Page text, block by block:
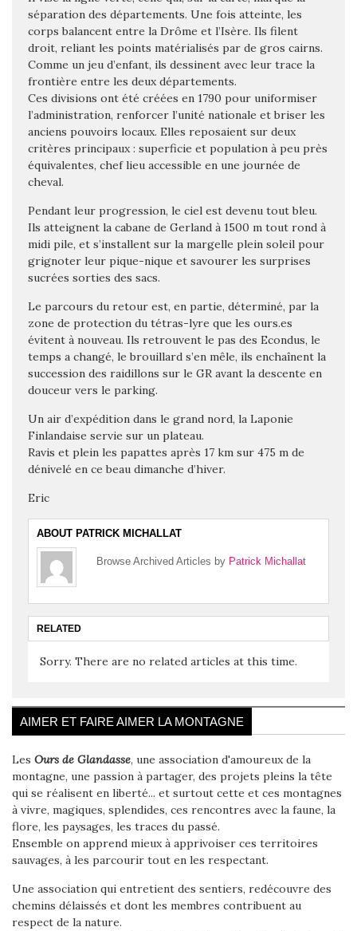
séparation des départements. Une fois atteinte, les
corps balancent entre la Drôme et l’Isère. Ils filent
droit, reliant les points matérialisés par de gros cairns.
Comme un jeu d’enfant, ils dessinent avec leur trace la
frontière entre les deux départements.
Ces divisions ont été créées en 1790 pour uniformiser
l’administration, renforcer l’unité nationale et briser les
anciens pouvoirs locaux. Elles reposaient sur deux
critères principaux : superficie et population à peu près
équivalentes, chef lieu accessible en une journée de
cheval.
Pendant leur progression, le ciel est devenu tout bleu.
Ils atteignent la cabane de Gerland à 1500 m tout rond à
midi pile, et s’installent sur la margelle plein soleil pour
grignoter leur pique-nique et savourer les surprises
sucrées sorties des sacs.
Le parcours du retour est, en partie, déterminé, par la
zone de protection du tétras-lyre que les ours.es
évitent à nouveau. Ils retrouvent le pas des Econdus, le
temps a changé, le brouillard s’en mêle, ils enchaînent la
succession des raidillons sur le GR avant la descente en
douceur vers le parking.
Un air d’expédition dans le grand nord, la Laponie
Finlandaise servie sur un plateau.
Ravis et plein les papattes après 17 km sur 475 m de
dénivelé en ce beau dimanche d’hiver.
Eric
ABOUT PATRICK MICHALLAT
Browse Archived Articles by Patrick Michallat
RELATED
Sorry. There are no related articles at this time.
AIMER ET FAIRE AIMER LA MONTAGNE
Les Ours de Glandasse, une association d'amoureux de la
montagne, une passion à partager, des projets pleins la tête
qui se réalisent en liberté... et surtout cette et ces montagnes
à vivre, magiques, splendides, ces rencontres avec la faune, la
flore, les paysages, les traces du passé.
Ensemble on apprend mieux à apprivoiser ces territoires
sauvages, à les parcourir tout en les respectant.
Une association qui entretient des sentiers, redécouvre des
chemins délaissés et dont les membres contribuent au
respect de la nature.